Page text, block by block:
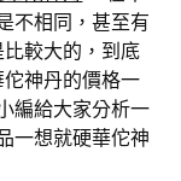
不相同，甚至有
較大的，到底
佗神丹的價格一
編給大家分析一
一想就硬華佗神